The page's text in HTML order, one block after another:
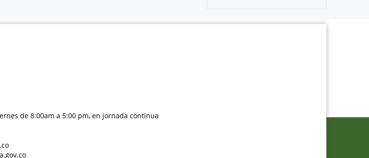
de 8:00am a 5:00 pm, en jornada continua